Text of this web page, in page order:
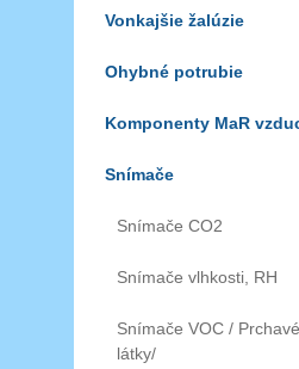
Vonkajšie žalúzie
Ohybné potrubie
Komponenty MaR
Snímače
Snímače CO2
Snímače vlhkosti, RH
Snímače VOC /
látky/